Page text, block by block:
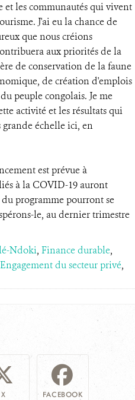
les communautés qui vivent
J'ai eu la chance de
que nous créions
aux priorités de la
de conservation de la faune
de création d'emplois
peuple congolais. Je me
activité et les résultats qui
échelle ici, en
est prévue à
à la COVID-19 auront
programme pourront se
le, au dernier trimestre
Ndoki, Finance durable,
Engagement du secteur privé,
X FACEBOOK